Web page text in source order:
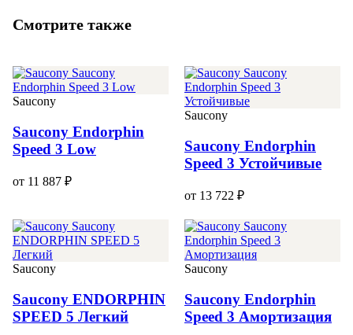
Смотрите также
Saucony
Saucony Endorphin
Speed 3 Low
от 11 887 ₽
Saucony
Saucony Endorphin
Speed 3 Устойчивые
от 13 722 ₽
Saucony
Saucony ENDORPHIN
SPEED 5 Легкий
Saucony
Saucony Endorphin
Speed 3 Амортизация